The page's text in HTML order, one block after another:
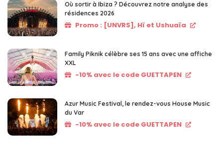
Où sortir à Ibiza ? Découvrez notre analyse des
résidences 2026
Promo : [UNVRS], Hï et Ushuaïa
Family Piknik célèbre ses 15 ans avec une affiche
XXL
-10% avec le code GUETTAPEN
Azur Music Festival, le rendez-vous House Music
du Var
-10% avec le code GUETTAPEN